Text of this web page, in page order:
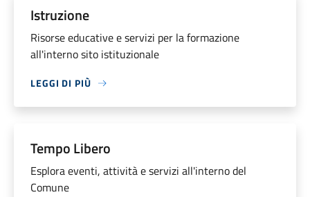
Istruzione
Risorse educative e servizi per la formazione
all'interno sito istituzionale
LEGGI DI PIÙ
Tempo Libero
Esplora eventi, attività e servizi all'interno del
Comune